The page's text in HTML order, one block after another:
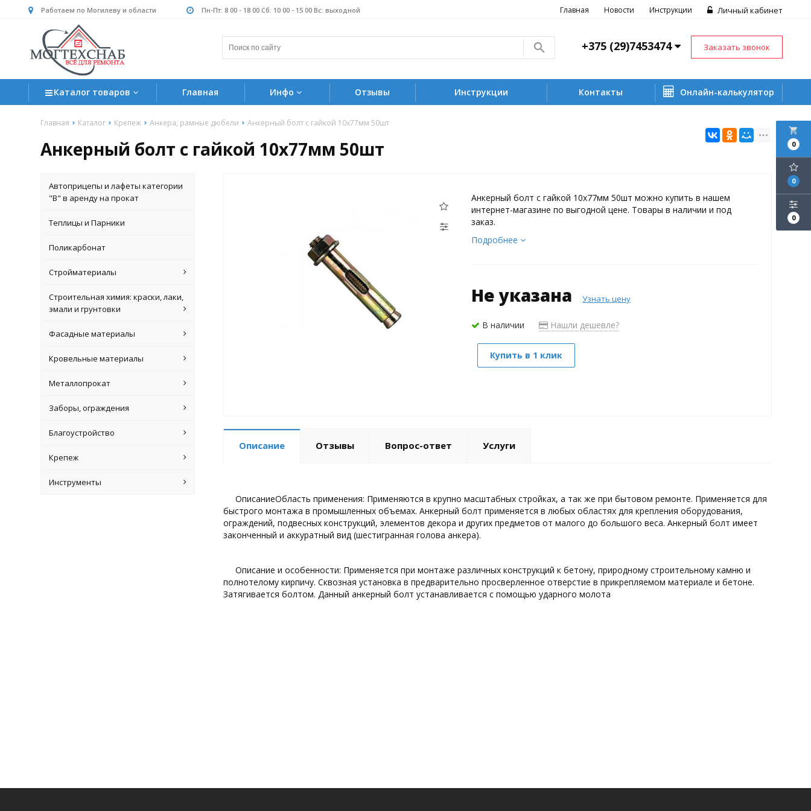
Работаем по Могилеву и области Пн-Пт: 8 00 - 18 00 Сб: 10 00 - 15 00 Вс: выходной Личный кабинет
Главная Новости Инструкции
+375 (29)7453474 Заказать звонок
Каталог товаров Главная Инфо Отзывы Инструкции Контакты Онлайн-калькулятор
Главная Каталог Крепеж Анкера, рамные дюбели Анкерный болт с гайкой 10х77мм 50шт
Анкерный болт с гайкой 10х77мм 50шт
local_grocery_store
0
0
0
Автоприцепы и лафеты категории
"B" в аренду на прокат
Теплицы и Парники
Поликарбонат
Стройматериалы
Строительная химия: краски, лаки,
эмали и грунтовки
Фасадные материалы
Кровельные материалы
Металлопрокат
Заборы, ограждения
Благоустройство
Крепеж
Инструменты
Анкерный болт с гайкой 10х77мм 50шт можно купить в нашем
интернет-магазине по выгодной цене. Товары в наличии и под
заказ.
Подробнее
Не указана Узнать цену
В наличии Нашли дешевле?
Купить в 1 клик
Описание Отзывы Вопрос-ответ Услуги
ОписаниеОбласть применения: Применяются в крупно масштабных стройках, а так же при бытовом ремонте. Применяется для
быстрого монтажа в промышленных объемах. Анкерный болт применяется в любых областях для крепления оборудования,
ограждений, подвесных конструкций, элементов декора и других предметов от малого до большого веса. Анкерный болт имеет
законченный и аккуратный вид (шестигранная голова анкера).
Описание и особенности: Применяется при монтаже различных конструкций к бетону, природному строительному камню и
полнотелому кирпичу. Сквозная установка в предварительно просверленное отверстие в прикрепляемом материале и бетоне.
Затягивается болтом. Данный анкерный болт устанавливается с помощью ударного молота